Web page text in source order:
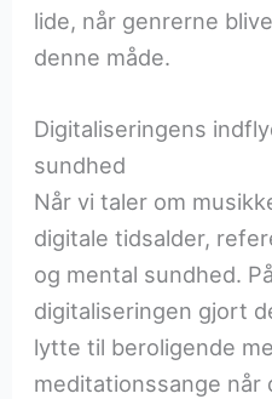
lide, når genrerne
denne måde.
Digitaliseringens
sundhed
Når vi taler om
digitale tidsalder,
og mental sundhed.
digitaliseringen gjort
lytte til beroligende
meditationssange når